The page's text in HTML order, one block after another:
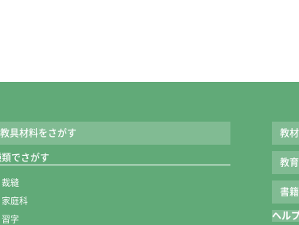
教具材料をさがす
類でさがす
裁縫
家庭科
習字
教
教
書
ヘル